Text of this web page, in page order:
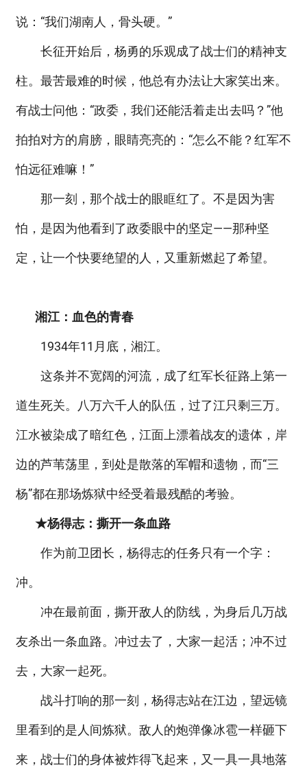
说：“我们湖南人，骨头硬。”
长征开始后，杨勇的乐观成了战士们的精神支
柱。最苦最难的时候，他总有办法让大家笑出来。
有战士问他：“政委，我们还能活着走出去吗？”他
拍拍对方的肩膀，眼睛亮亮的：“怎么不能？红军不
怕远征难嘛！”
那一刻，那个战士的眼眶红了。不是因为害
怕，是因为他看到了政委眼中的坚定——那种坚
定，让一个快要绝望的人，又重新燃起了希望。
湘江：血色的青春
1934年11月底，湘江。
这条并不宽阔的河流，成了红军长征路上第一
道生死关。八万六千人的队伍，过了江只剩三万。
江水被染成了暗红色，江面上漂着战友的遗体，岸
边的芦苇荡里，到处是散落的军帽和遗物，而“三
杨”都在那场炼狱中经受着最残酷的考验。
★杨得志：撕开一条血路
作为前卫团长，杨得志的任务只有一个字：
冲。
冲在最前面，撕开敌人的防线，为身后几万战
友杀出一条血路。冲过去了，大家一起活；冲不过
去，大家一起死。
战斗打响的那一刻，杨得志站在江边，望远镜
里看到的是人间炼狱。敌人的炮弹像冰雹一样砸下
来，战士们的身体被炸得飞起来，又一具一具地落